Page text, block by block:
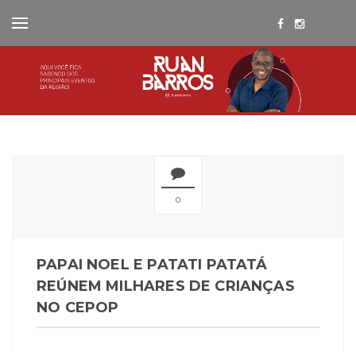
0
PAPAI NOEL E PATATI PATATÁ
REÚNEM MILHARES DE CRIANÇAS
NO CEPOP